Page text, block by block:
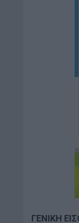
ΓΕΝΙΚΗ